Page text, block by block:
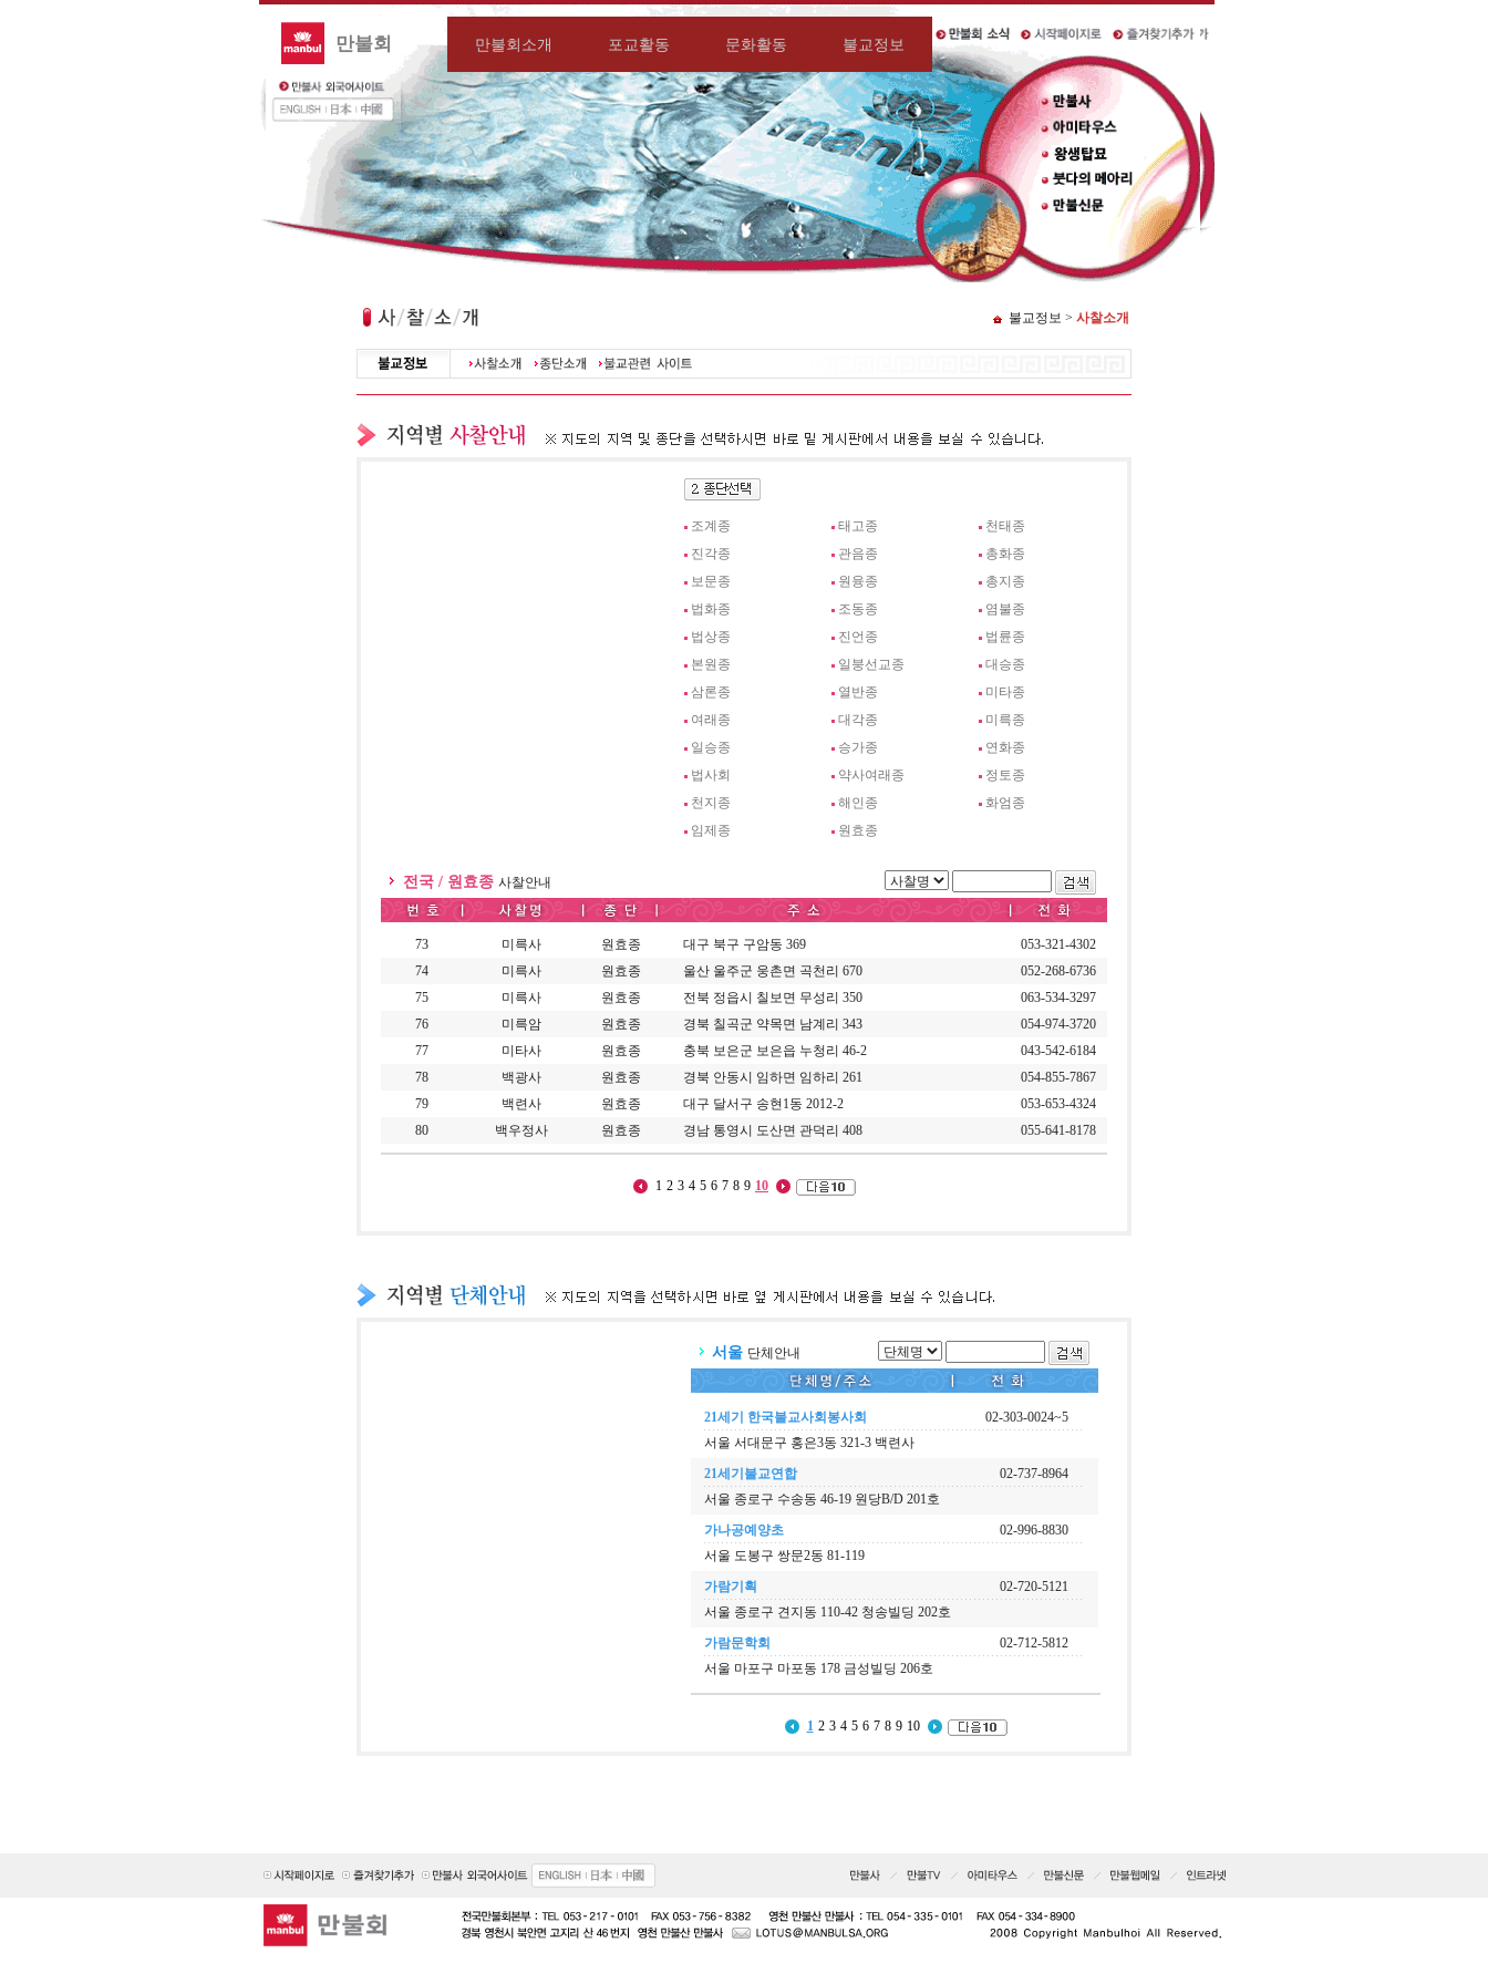
만불회 만불회소개 포교활동 문화활동 불교정보
불교정보 > 사찰소개
조계종 태고종
천태종
진각종
관음종
총화종
보문종
원융종
총지종
법화종
조동종
염불종
법상종
진언종
법륜종
본원종
일붕선교종
대승종
삼론종
열반종
미타종
여래종
대각종
미륵종
일승종
승가종
연화종
법사회
약사여래종
정토종
천지종
해인종
화엄종
임제종
원효종
전국 / 원효종 사찰안내
73 미륵사 원효종 대구 북구 구암동 369
053-321-4302
74
미륵사 원효종 울산 울주군 웅촌면 곡천리 670
052-268-6736
75
미륵사 원효종 전북 정읍시 칠보면 무성리 350
063-534-3297
76
미륵암 원효종 경북 칠곡군 약목면 남계리 343
054-974-3720
77
미타사 원효종 충북 보은군 보은읍 누청리 46-2
043-542-6184
78
백광사 원효종 경북 안동시 임하면 임하리 261
054-855-7867
79
백련사 원효종 대구 달서구 송현1동 2012-2
053-653-4324
80
백우정사 원효종 경남 통영시 도산면 관덕리 408 055-641-8178
1 2 3 4 5 6 7 8 9 10
서울 단체안내
21세기 한국불교사회봉사회
02-303-0024~5
서울 서대문구 홍은3동 321-3 백련사
21세기불교연합
02-737-8964
서울 종로구 수송동 46-19 원당B/D 201호
가나공예양초
02-996-8830
서울 도봉구 쌍문2동 81-119
가람기획
02-720-5121
서울 종로구 견지동 110-42 청송빌딩 202호
가람문학회
02-712-5812
서울 마포구 마포동 178 금성빌딩 206호
1 2 3 4 5 6 7 8 9 10